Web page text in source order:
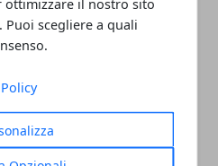
ottimizzare il nostro sito
scegliere a quali